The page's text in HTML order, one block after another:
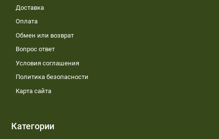
Доставка
Оплата
Обмен или возврат
Вопрос ответ
Условия соглашения
Политика безопасности
Карта сайта
Категории